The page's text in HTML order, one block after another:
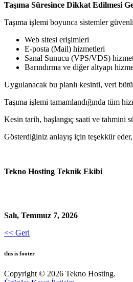
Taşıma Süresince Dikkat Edilmesi
Taşıma işlemi boyunca sistemler
Web sitesi erişimleri
E-posta (Mail) hizmetleri
Sanal Sunucu (VPS/VDS)
Barındırma ve diğer altyapı
Uygulanacak bu planlı kesinti, veri
Taşıma işlemi tamamlandığında tüm
Kesin tarih, başlangıç saati ve tahmini
Gösterdiğiniz anlayış için teşekkür
Tekno Hosting Teknik Ekibi
Salı, Temmuz 7, 2026
<< Geri
this is footer
Copyright © 2026 Tekno Hosting.